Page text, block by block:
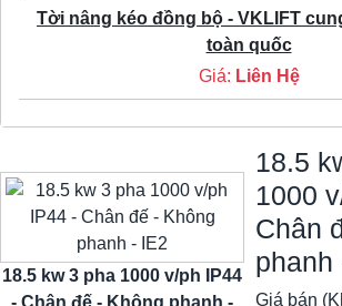
Tời nâng kéo đồng bộ - VKLIFT
toàn quốc
Giá: Liên Hệ
18.5 kw 3 pha 1000 v/ph IP44
- Chân đế - Không phanh -
18.5
1000
Chân
phanh
Giá bán